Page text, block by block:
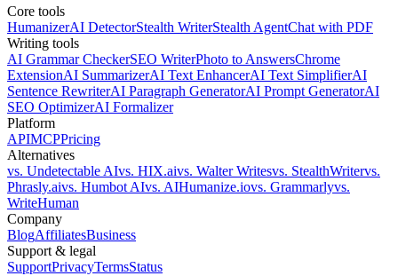
Core tools
HumanizerAI DetectorStealth WriterStealth AgentChat with PDF
Writing tools
AI Grammar CheckerSEO WriterPhoto to AnswersChrome
ExtensionAI SummarizerAI Text EnhancerAI Text SimplifierAI
Sentence RewriterAI Paragraph GeneratorAI Prompt GeneratorAI
SEO OptimizerAI Formalizer
Platform
APIMCPPricing
Alternatives
vs. Undetectable AIvs. HIX.aivs. Walter Writesvs. StealthWritervs.
Phrasly.aivs. Humbot AIvs. AIHumanize.iovs. Grammarlyvs.
WriteHuman
Company
BlogAffiliatesBusiness
Support & legal
SupportPrivacyTermsStatus